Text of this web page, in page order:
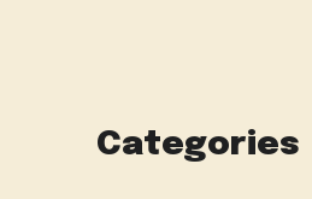
Categories